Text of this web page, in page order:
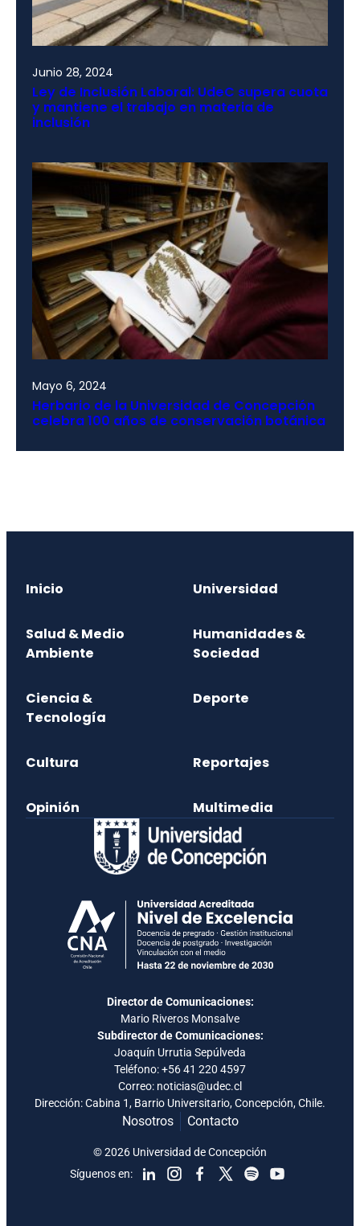
Junio 28, 2024
Ley de Inclusión Laboral: UdeC supera cuota
y mantiene el trabajo en materia de
inclusión
Mayo 6, 2024
Herbario de la Universidad de Concepción
celebra 100 años de conservación botánica
Inicio Universidad
Salud & Medio
Ambiente
Humanidades &
Sociedad
Ciencia &
Tecnología
Deporte
Cultura Reportajes
Opinión Multimedia
Director de Comunicaciones:
Mario Riveros Monsalve
Subdirector de Comunicaciones:
Joaquín Urrutia Sepúlveda
Teléfono:+56 41 220 4597
Correo: noticias@udec.cl
Dirección: Cabina 1, Barrio Universitario, Concepción, Chile.
Nosotros Contacto
Síguenos en:
© 2026 Universidad de Concepción